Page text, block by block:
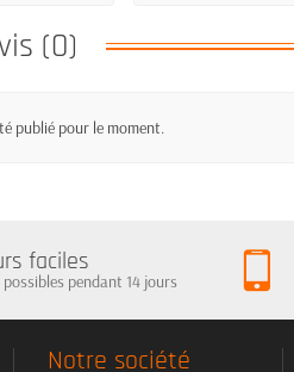
(0)
publié pour le moment.
faciles
pendant 14 jours
Notre société